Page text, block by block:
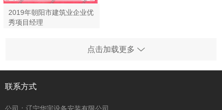
2019年朝阳市建筑业企业优
秀项目经理
点击加载更多
联系方式